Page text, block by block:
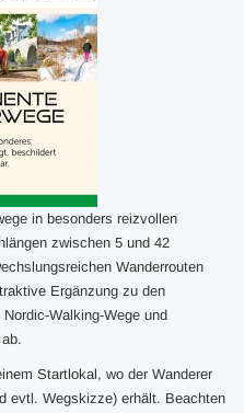
in besonders reizvollen
zwischen 5 und 42
Wanderrouten
Ergänzung zu den
Walking-Wege und
Startlokal, wo der Wanderer
evtl. Wegskizze) erhält. Beachten